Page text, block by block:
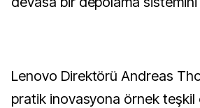
Lenovo Direktörü Andreas
pratik inovasyona örnek